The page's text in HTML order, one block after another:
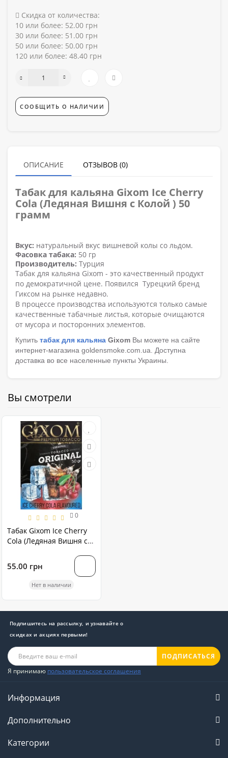
Скидка от количества:
10 или более: 52.00 грн
30 или более: 51.00 грн
50 или более: 50.00 грн
120 или более: 48.40 грн
СООБЩИТЬ О НАЛИЧИИ
ОПИСАНИЕ ОТЗЫВОВ (0)
Табак для кальяна Gixom Ice Cherry
Cola (Ледяная Вишня с Колой ) 50
грамм
Вкус: натуральный вкус вишневой колы со льдом.
Фасовка табака: 50 гр
Производитель: Турция
Табак для кальяна Gixom - это качественный продукт
по демократичной цене. Появился Турецкий бренд
Гиксом на рынке недавно.
В процессе производства используются только самые
качественные табачные листья, которые очищаются
от мусора и посторонних элементов.
Купить табак для кальяна Gixom Вы можете на сайте
интернет-магазина goldensmoke.com.ua. Доступна
доставка во все населенные пункты Украины.
Вы смотрели
0
Табак Gixom Ice Cherry
Cola (Ледяная Вишня с
55.00 грн
Нет в наличии
Подпишитесь на рассылку, и узнавайте о
скидках и акциях первыми!
ПОДПИСАТЬСЯ
Я принимаю пользовательское соглашения
Информация
Дополнительно
Категории